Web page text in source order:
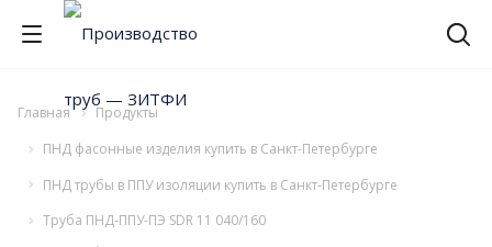
Главная
Продукты
ПНД фасонные изделия купить в Санкт-Петербурге
ПНД трубы в ППУ изоляции купить в Санкт-Петербурге
Труба ПНД-ППУ-ПЭ SDR 11 040/160